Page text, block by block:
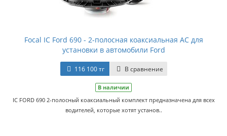
Focal IC Ford 690 - 2-полосная коаксиальная АС для
установки в автомобили Ford
116 100 тг В сравнение
В наличии
IC FORD 690 2-полосный коаксиальный комплект предназначена для всех
водителей, которые хотят установ..